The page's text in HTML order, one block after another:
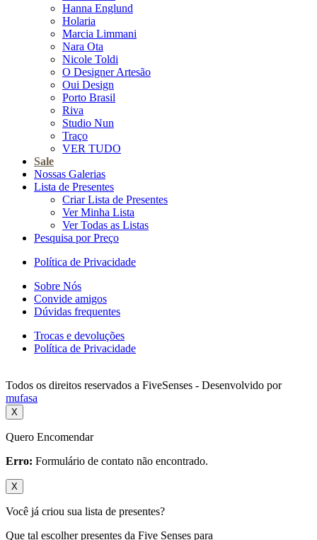
Hanna Englund
Holaria
Marcia Limmani
Nara Ota
Nicole Toldi
O Designer Artesão
Oui Design
Porto Brasil
Riva
Studio Nun
Traço
VER TUDO
Sale
Nossas Galerias
Lista de Presentes
Criar Lista de Presentes
Ver Minha Lista
Ver Todas as Listas
Pesquisa por Preço
Política de Privacidade
Sobre Nós
Convide amigos
Dúvidas frequentes
Trocas e devoluções
Política de Privacidade
Todos os direitos reservados a FiveSenses - Desenvolvido por
mufasa
X
Quero Encomendar
Erro: Formulário de contato não encontrado.
X
Você já criou sua lista de presentes?
Que tal escolher presentes da Five Senses para